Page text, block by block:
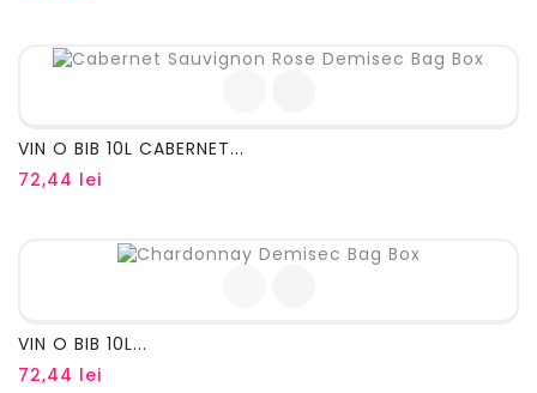
VIN O BIB 10L CABERNET...
72,44 lei
VIN O BIB 10L...
72,44 lei